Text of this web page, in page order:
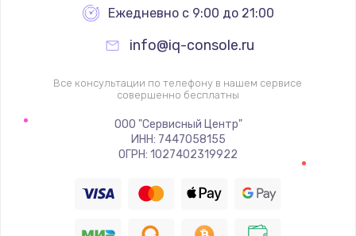
700 руб.
Заказать
Замена ТЭНа
Заказать
Ежедневно с 9:00 до 21:00
info@iq-console.ru
Все консультации по телефону в нашем сервисе
совершенно бесплатны
ООО "Сервисный Центр"
ИНН: 7447058155
ОГРН: 1027402319922